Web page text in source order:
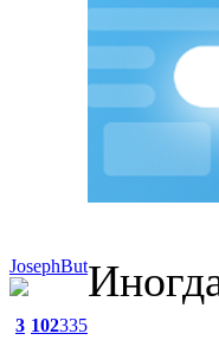
JosephBut
3 102335